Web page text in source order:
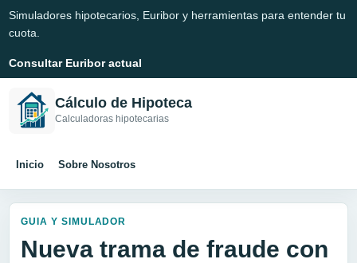
Simuladores hipotecarios, Euribor y herramientas para entender tu
cuota.
Consultar Euribor actual
Cálculo de Hipoteca
Calculadoras hipotecarias
Inicio Sobre Nosotros
GUIA Y SIMULADOR
Nueva trama de fraude con